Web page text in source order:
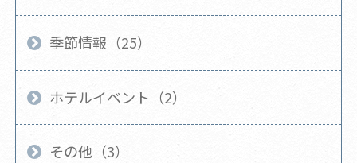
季節情報（25）
ホテルイベント（2）
その他（3）